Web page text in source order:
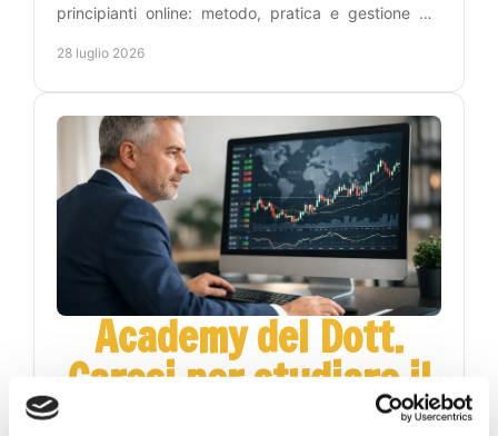
principianti online: metodo, pratica e gestione del
ogni giorno.
28 luglio 2026
Academy del Dott.
Carosi per studiare il